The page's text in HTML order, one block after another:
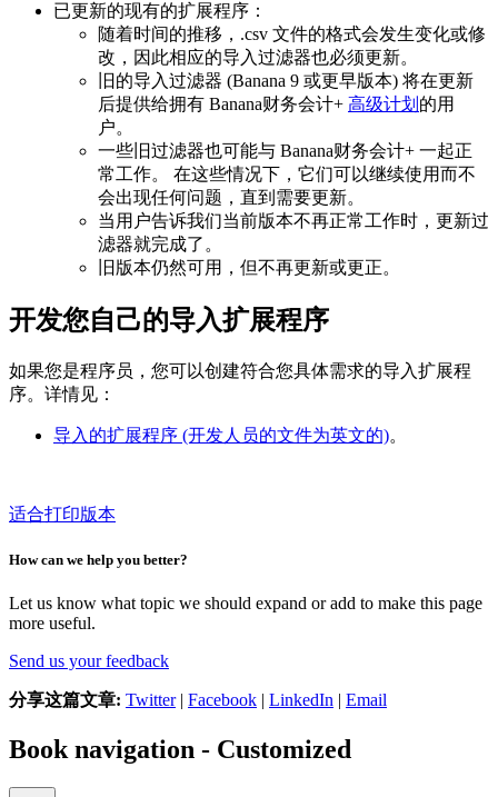
已更新的现有的扩展程序：
随着时间的推移，.csv 文件的格式会发生变化或修
改，因此相应的导入过滤器也必须更新。
旧的导入过滤器 (Banana 9 或更早版本) 将在更新
后提供给拥有 Banana财务会计+ 高级计划 的用
户。
一些旧过滤器也可能与 Banana财务会计+ 一起正
常工作。 在这些情况下，它们可以继续使用而不
会出现任何问题，直到需要更新。
当用户告诉我们当前版本不再正常工作时，更新过
滤器就完成了。
旧版本仍然可用，但不再更新或更正。
开发您自己的导入扩展程序
如果您是程序员，您可以创建符合您具体需求的导入扩展程
序。详情见：
导入的扩展程序 (开发人员的文件为英文的)。
适合打印版本
How can we help you better?
Let us know what topic we should expand or add to make this page
more useful.
Send us your feedback
分享这篇文章: Twitter| Facebook LinkedIn Email
Book navigation - Customized